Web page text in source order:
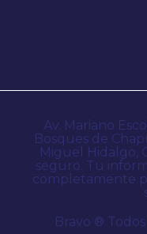
Av. Mariano
Bosques de
Miguel Hidalgo,
seguro. Tu
completamente
Bravo ®